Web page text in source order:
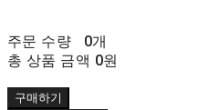
주문 수량
0개
총 상품 금액 0원
구매하기